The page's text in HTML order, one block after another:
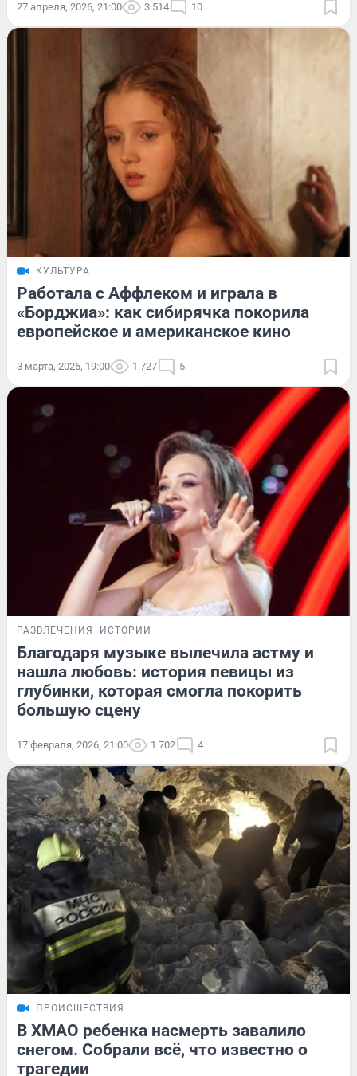
27 апреля, 2026, 21:00 3 514 10
КУЛЬТУРА
Работала с Аффлеком и играла в
«Борджиа»: как сибирячка покорила
европейское и американское кино
3 марта, 2026, 19:00 1 727 5
РАЗВЛЕЧЕНИЯ ИСТОРИИ
Благодаря музыке вылечила астму и
нашла любовь: история певицы из
глубинки, которая смогла покорить
большую сцену
17 февраля, 2026, 21:00 1 702 4
ПРОИСШЕСТВИЯ
В ХМАО ребенка насмерть завалило
снегом. Собрали всё, что известно о
трагедии